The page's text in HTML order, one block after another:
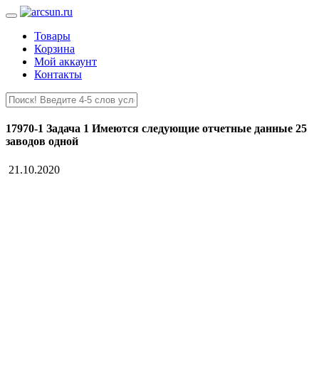
Товары
Корзина
Мой аккаунт
Контакты
17970-1 Задача 1 Имеются следующие отчетные данные 25
заводов одной
21.10.2020